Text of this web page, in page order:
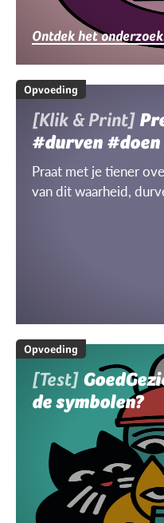
Ontdek het
Opvoeding
[Klik & Print]
#durven #doen
Praat met je tiener
van dit waarheid,
Opvoeding
[Test]
de symbolen?